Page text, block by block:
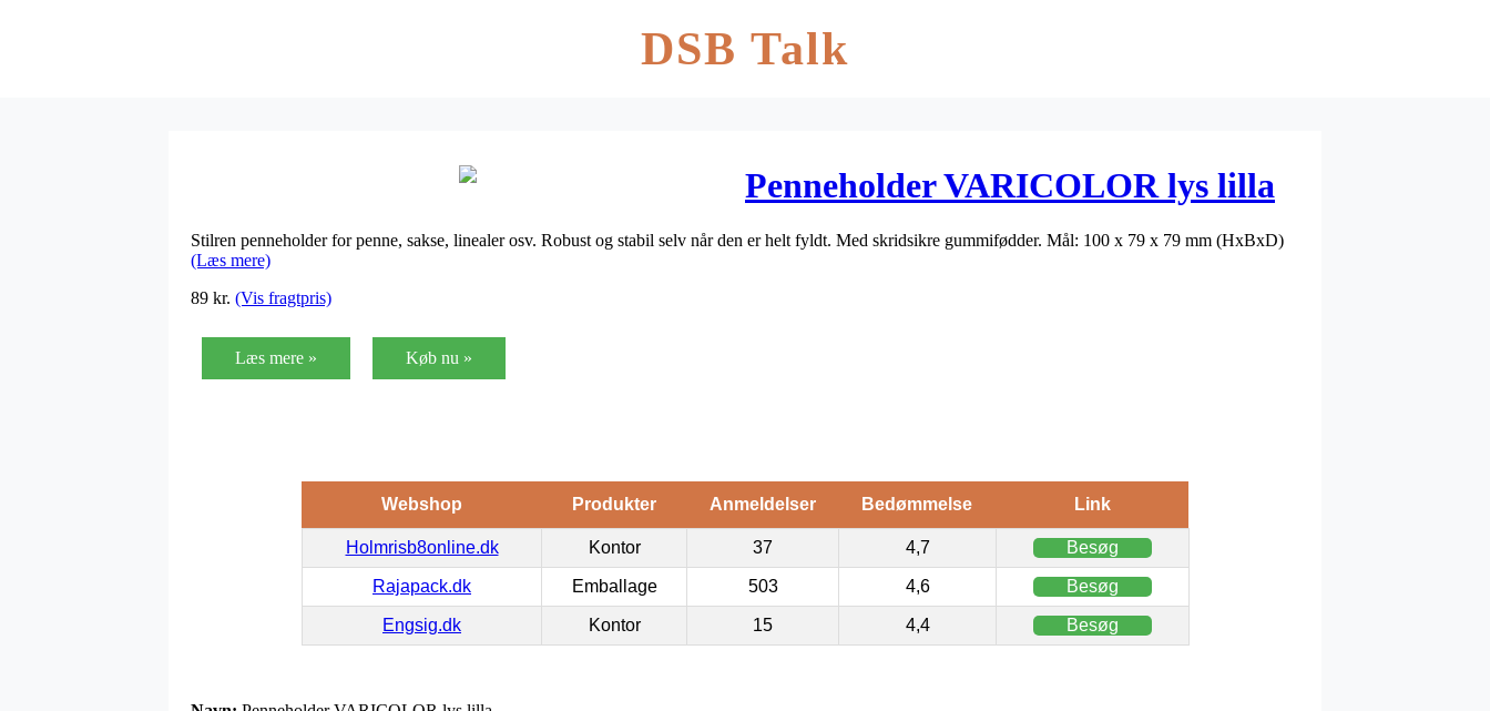
DSB Talk
Penneholder VARICOLOR lys lilla
Stilren penneholder for penne, sakse, linealer osv. Robust og stabil selv når den er helt fyldt. Med skridsikre gummifødder. Mål: 100 x 79 x 79 mm (HxBxD)
(Læs mere)
89 kr. (Vis fragtpris)
Læs mere » Køb nu »
Webshop Produkter Anmeldelser Bedømmelse Link
Holmrisb8online.dk Kontor 37 4,7 Besøg
Rajapack.dk Emballage 503 4,6 Besøg
Engsig.dk Kontor 15 4,4 Besøg